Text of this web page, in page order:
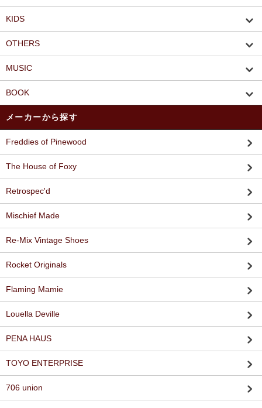
KIDS
OTHERS
MUSIC
BOOK
メーカーから探す
Freddies of Pinewood
The House of Foxy
Retrospec'd
Mischief Made
Re-Mix Vintage Shoes
Rocket Originals
Flaming Mamie
Louella Deville
PENA HAUS
TOYO ENTERPRISE
706 union